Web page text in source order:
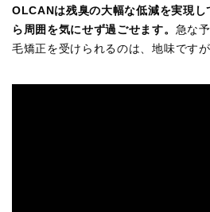
OLCANは残臭の大幅な低減を実現
ら周囲を気にせず過ごせます。 急な
毛矯正を受けられるのは、地味です